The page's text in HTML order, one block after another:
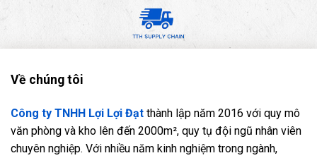
Về chúng tôi
Công ty TNHH Lợi Lợi Đạt thành lập năm 2016 với quy mô
văn phòng và kho lên đến 2000m², quy tụ đội ngũ nhân viên
chuyên nghiệp. Với nhiều năm kinh nghiệm trong ngành,